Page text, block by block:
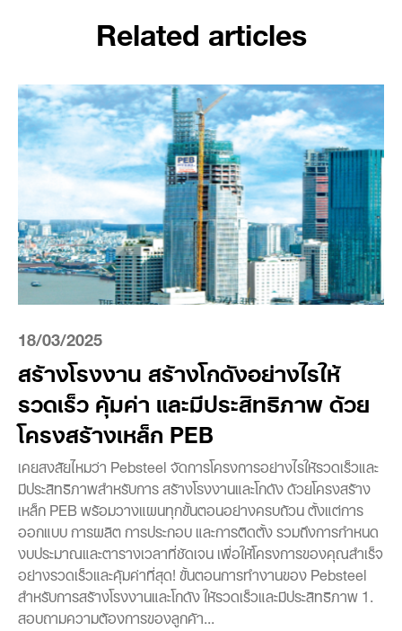
Related articles
18/03/2025
สร้างโรงงาน สร้างโกดังอย่างไรให้
รวดเร็ว คุ้มค่า และมีประสิทธิภาพ ด้วย
โครงสร้างเหล็ก PEB
เคยสงสัยไหมว่า Pebsteel จัดการโครงการอย่างไรให้รวดเร็วและ
มีประสิทธิภาพสำหรับการ สร้างโรงงานและโกดัง ด้วยโครงสร้าง
เหล็ก PEB พร้อมวางแผนทุกขั้นตอนอย่างครบถ้วน ตั้งแต่การ
ออกแบบ การผลิต การประกอบ และการติดตั้ง รวมถึงการกำหนด
งบประมาณและตารางเวลาที่ชัดเจน เพื่อให้โครงการของคุณสำเร็จ
อย่างรวดเร็วและคุ้มค่าที่สุด! ขั้นตอนการทำงานของ Pebsteel
สำหรับการสร้างโรงงานและโกดัง ให้รวดเร็วและมีประสิทธิภาพ 1.
สอบถามความต้องการของลูกค้า...